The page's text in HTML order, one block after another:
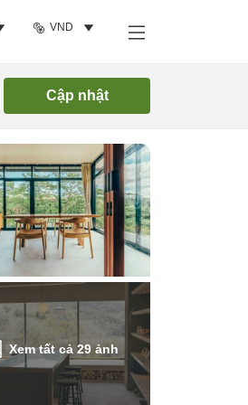
VND
Cập nhật
Xem tất cả29ảnh
Tìm phòng trống